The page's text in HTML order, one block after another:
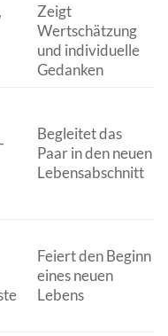
Zeigt
Wertschätzung
und individuelle
Gedanken
Begleitet das
Paar in den neuen
Lebensabschnitt
Feiert den Beginn
eines neuen
Lebens